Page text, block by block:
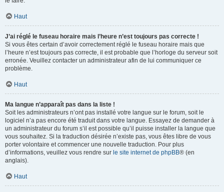
Haut
J’ai réglé le fuseau horaire mais l’heure n’est toujours pas correcte !
Si vous êtes certain d’avoir correctement réglé le fuseau horaire mais que
l’heure n’est toujours pas correcte, il est probable que l’horloge du serveur soit
erronée. Veuillez contacter un administrateur afin de lui communiquer ce
problème.
Haut
Ma langue n’apparaît pas dans la liste !
Soit les administrateurs n’ont pas installé votre langue sur le forum, soit le
logiciel n’a pas encore été traduit dans votre langue. Essayez de demander à
un administrateur du forum s’il est possible qu’il puisse installer la langue que
vous souhaitez. Si la traduction désirée n’existe pas, vous êtes libre de vous
porter volontaire et commencer une nouvelle traduction. Pour plus
d’informations, veuillez vous rendre sur le site internet de phpBB® (en
anglais).
Haut